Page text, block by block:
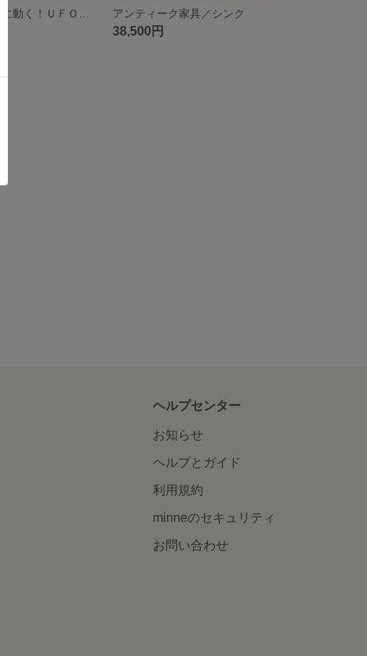
アンティーク家具／シンク
38,500円
ヘルプセンター
お知らせ
ヘルプとガイド
利用規約
minneのセキュリティ
お問い合わせ